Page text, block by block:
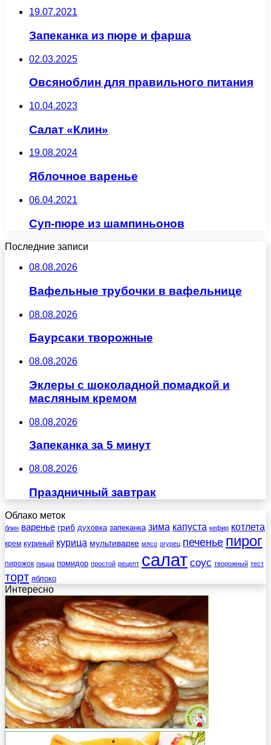
19.07.2021
Запеканка из пюре и фарша
02.03.2025
Овсяноблин для правильного питания
10.04.2023
Салат «Клин»
19.08.2024
Яблочное варенье
06.04.2021
Суп-пюре из шампиньонов
Последние записи
08.08.2026
Вафельные трубочки в вафельнице
08.08.2026
Баурсаки творожные
08.08.2026
Эклеры с шоколадной помадкой и
масляным кремом
08.08.2026
Запеканка за 5 минут
08.08.2026
Праздничный завтрак
Облако меток
блин варенье гриб духовка запеканка зима капуста кефир котлета
крем куриный курица мультиварке мясо огурец печенье пирог
пирожок пицца помидор простой рецепт салат соус творожный тест
торт яблоко
Интересно